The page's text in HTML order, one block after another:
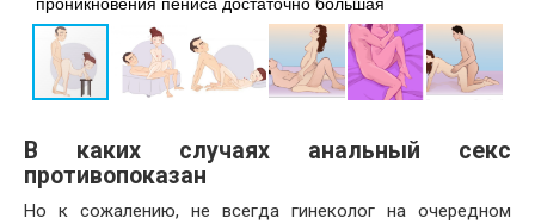
В каких случаях анальный секс
противопоказан
Но к сожалению, не всегда гинеколог на очередном